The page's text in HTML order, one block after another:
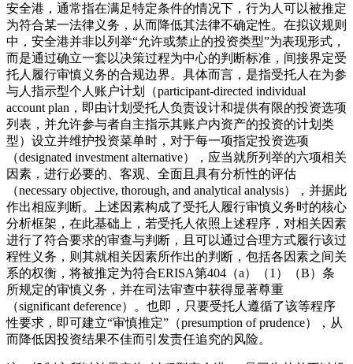
安全港，通常指在满足特定条件的情况下，行为人可以被推定
为符合某一法律义务，从而降低其法律不确定性。在拟议规则
中，安全港并非以列举“允许或禁止的投资类型”为表现形式，
而是通过确立一套以决策过程为中心的判断标准，间接界定受
托人履行审慎义务的合规边界。具体而言，是指受托人在为参
与人指示型个人账户计划（participant-directed individual
account plan，即由计划受托人负责设计和提供有限的投资选项
列表，并允许参与者自主指示其账户内资产的投资的计划类
型）设立并维护投资菜单时，对于每一项指定投资选项
（designated investment alternative），应当就所列举的六项相关
因素，进行必要的、客观、全面且具有分析性的评估
（necessary objective, thorough, and analytical analysis），并据此
作出相应判断。上述因素构成了受托人履行审慎义务时的核心
分析框架，在此基础上，若受托人依照上述程序，对相关因素
进行了符合要求的审查与判断，且可以通过合理方式履行该过
程性义务，则其就相关因素所作出的判断，包括各因素之间关
系的权衡，将被推定为符合ERISA第404（a）（1）（B）条
所规定的审慎义务，并在司法审查中获得显著尊重
（significant deference）。也即，只要受托人遵循了该等程序
性要求，即可建立“审慎推定”（presumption of prudence），从
而降低因投资结果不佳而引发责任追究的风险。